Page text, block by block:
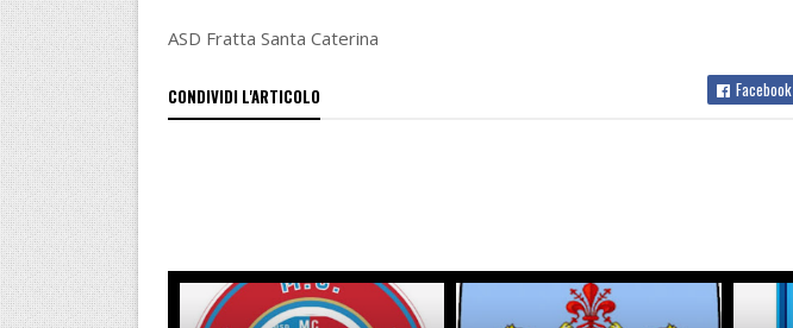
ASD Fratta Santa Caterina
CONDIVIDI L'ARTICOLO Facebook